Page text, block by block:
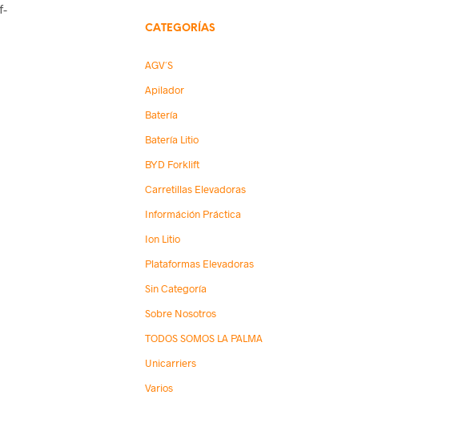
CATEGORÍAS
AGV´s
Apilador
Batería
Batería Litio
BYD Forklift
Carretillas Elevadoras
Információn Práctica
Ion Litio
Plataformas Elevadoras
Sin Categoría
Sobre Nosotros
TODOS SOMOS LA PALMA
Unicarriers
Varios